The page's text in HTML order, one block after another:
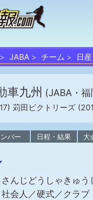
JABA チーム 日
車九州 (JABA・福
苅田ビクトリーズ
ンバー 日程・結果 大
んじどうしゃきゅう
社会人／硬式／クラブ